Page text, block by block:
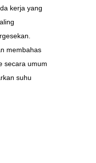
kerja yang
membahas
secara umum
suhu